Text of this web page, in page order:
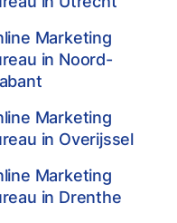
Marketing
in Noord-
Marketing
in Overijssel
Marketing
in Drenthe